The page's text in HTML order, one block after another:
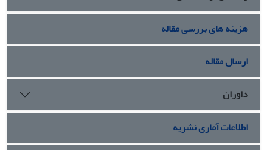
هزینه های بررسی مقاله
ارسال مقاله
داوران
اطلاعات آماری نشریه